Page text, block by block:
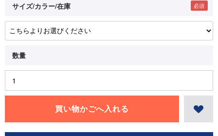
サイズ/カラー/在庫